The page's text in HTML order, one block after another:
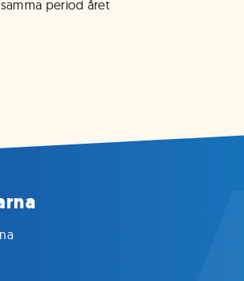
period året